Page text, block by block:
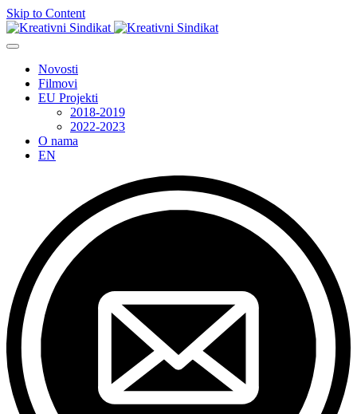
Skip to Content
Novosti
Filmovi
EU Projekti
2018-2019
2022-2023
O nama
EN